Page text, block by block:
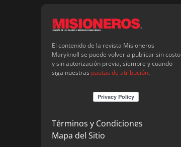
El contenido de la revista Misioneros
Maryknoll se puede volver a publicar sin costo
y sin autorización previa, siempre y cuando
siga nuestras pautas de atribución.
Términos y Condiciones
Mapa del Sitio